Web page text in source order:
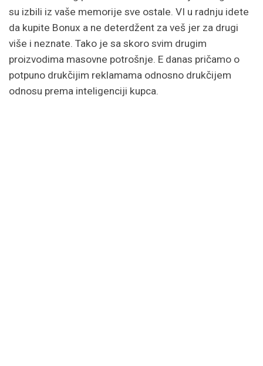
su izbili iz vaše memorije sve ostale. VI u radnju idete
da kupite Bonux a ne deterdžent za veš jer za drugi
više i neznate. Tako je sa skoro svim drugim
proizvodima masovne potrošnje. E danas pričamo o
potpuno drukčijim reklamama odnosno drukčijem
odnosu prema inteligenciji kupca.